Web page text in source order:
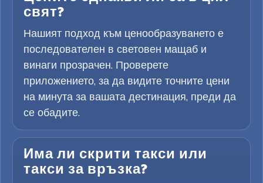
свят?
Нашият подход към ценообразуването е
последователен в световен мащаб и
винаги прозрачен. Проверете
приложението, за да видите точните цени
на минута за вашата дестинация, преди да
се обадите.
Има ли скрити такси или
такси за връзка?